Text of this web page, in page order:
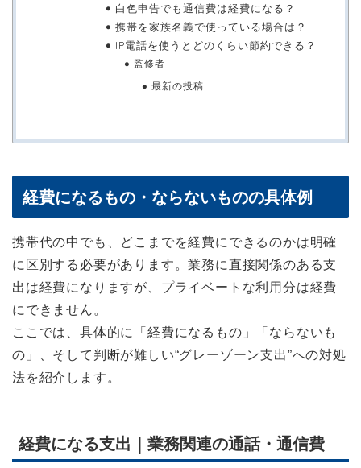
白色申告でも通信費は経費になる？
携帯を家族名義で使っている場合は？
IP電話を使うとどのくらい節約できる？
監修者
最新の投稿
経費になるもの・ならないものの具体例
携帯代の中でも、どこまでを経費にできるのかは明確
に区別する必要があります。業務に直接関係のある支
出は経費になりますが、プライベートな利用分は経費
にできません。
ここでは、具体的に「経費になるもの」「ならないも
の」、そして判断が難しい“グレーゾーン支出”への対処
法を紹介します。
経費になる支出｜業務関連の通話・通信費